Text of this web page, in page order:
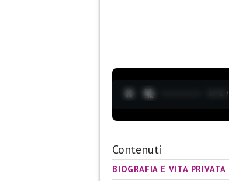
0:13
Contenuti
BIOGRAFIA E VITA PRIVATA